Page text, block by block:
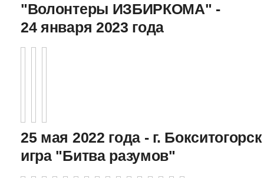
"Волонтеры ИЗБИРКОМА" -
24 января 2023 года
25 мая 2022 года - г.
игра "Битва разумов"